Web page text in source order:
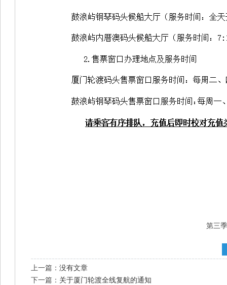
第三
上一篇： 没有文章
下一篇： 关于厦门轮渡全线复航的通知